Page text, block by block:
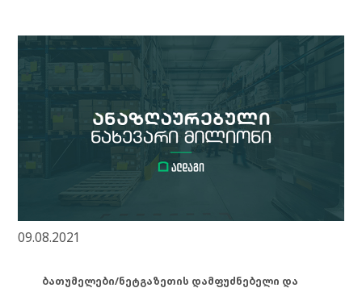
09.08.2021
ბათუმელები/ნეტგაზეთის დამფუძნებელი და